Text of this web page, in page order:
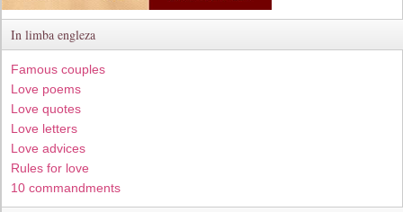
In limba engleza
Famous couples
Love poems
Love quotes
Love letters
Love advices
Rules for love
10 commandments